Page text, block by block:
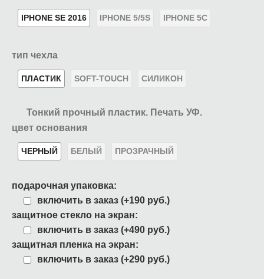
IPHONE SE 2016 IPHONE 5/5S IPHONE 5C
тип чехла
ПЛАСТИК SOFT-TOUCH СИЛИКОН
Тонкий прочный пластик. Печать УФ.
цвет основания
ЧЕРНЫЙ БЕЛЫЙ ПРОЗРАЧНЫЙ
подарочная упаковка:
включить в заказ (+190 руб.)
защитное стекло на экран:
включить в заказ (+490 руб.)
защитная пленка на экран:
включить в заказ (+290 руб.)